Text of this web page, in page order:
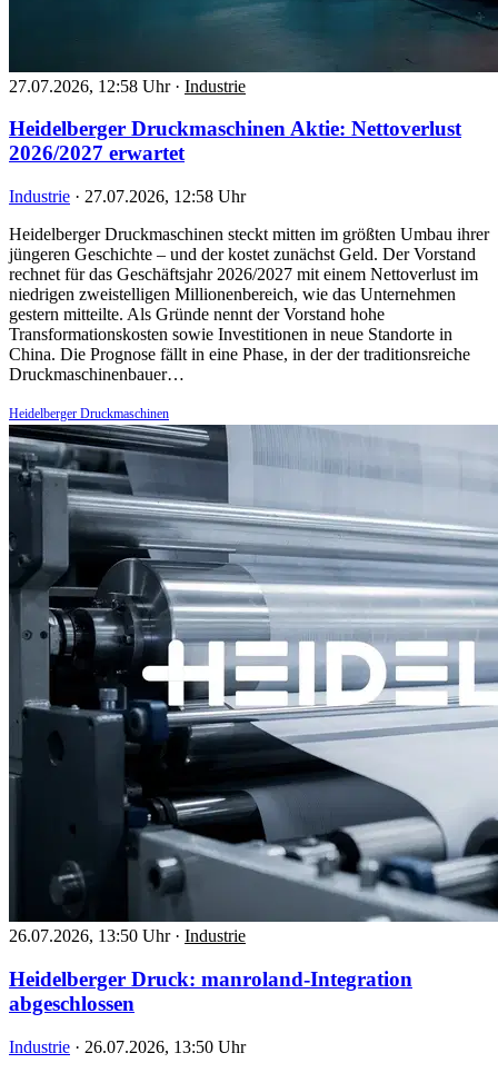
27.07.2026, 12:58 Uhr · Industrie
Heidelberger Druckmaschinen Aktie: Nettoverlust
2026/2027 erwartet
Industrie · 27.07.2026, 12:58 Uhr
Heidelberger Druckmaschinen steckt mitten im größten Umbau ihrer
jüngeren Geschichte – und der kostet zunächst Geld. Der Vorstand
rechnet für das Geschäftsjahr 2026/2027 mit einem Nettoverlust im
niedrigen zweistelligen Millionenbereich, wie das Unternehmen
gestern mitteilte. Als Gründe nennt der Vorstand hohe
Transformationskosten sowie Investitionen in neue Standorte in
China. Die Prognose fällt in eine Phase, in der der traditionsreiche
Druckmaschinenbauer…
Heidelberger Druckmaschinen
26.07.2026, 13:50 Uhr · Industrie
Heidelberger Druck: manroland-Integration
abgeschlossen
Industrie · 26.07.2026, 13:50 Uhr